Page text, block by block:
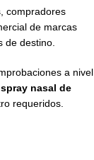
compradores
de marcas
de destino.
a nivel
nasal de
requeridos.